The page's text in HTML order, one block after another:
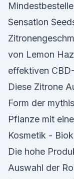
Sensation
von Lemon
effektiven
Diese Zitrone
Form der
Pflanze mit
Kosmetik -
Die hohe
Auswahl der